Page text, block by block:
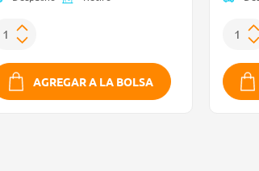
AGREGAR A LA BOLSA